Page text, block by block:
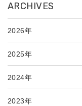
ARCHIVES
2026年
2025年
2024年
2023年